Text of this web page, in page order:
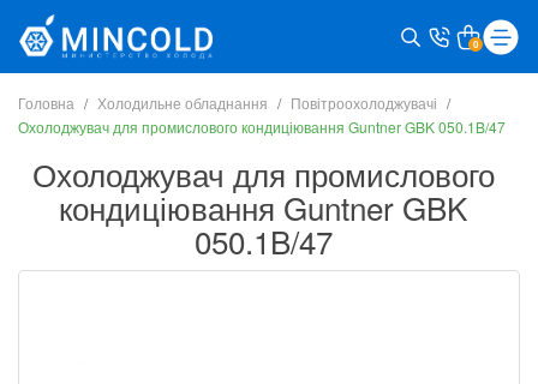
0
Головна Холодильне обладнання
Повітроохолоджувачі
Охолоджувач для промислового кондиціювання Guntner GBK 050.1B/47
Охолоджувач для промислового
кондиціювання Guntner GBK
050.1B/47